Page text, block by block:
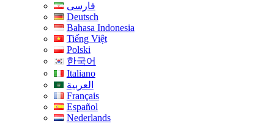
فارسی
Deutsch
Bahasa Indonesia
Tiếng Việt
Polski
한국어
Italiano
العربية
Français
Español
Nederlands